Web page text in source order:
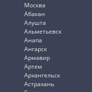
Москва
Абакан
Алушта
Альметьевск
Анапа
Ангарск
Армавир
Артем
Архангельск
Астрахань